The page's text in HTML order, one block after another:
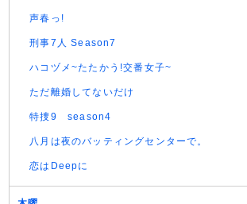
声春っ!
刑事7人 Season7
ハコヅメ~たたかう!交番女子~
ただ離婚してないだけ
特捜9 season4
八月は夜のバッティングセンターで。
恋はDeepに